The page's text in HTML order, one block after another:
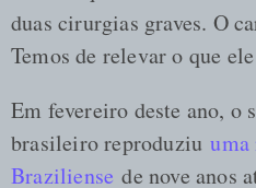
duas cirurgias graves. O
Temos de relevar o que
Em fevereiro deste ano, o
brasileiro reproduziu
Braziliense de nove anos